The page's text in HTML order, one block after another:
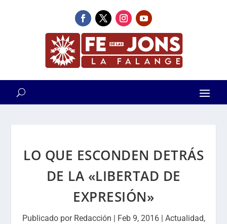
LO QUE ESCONDEN DETRÁS
DE LA «LIBERTAD DE
EXPRESIÓN»
Publicado por Redacción | Feb 9, 2016| Actualidad,